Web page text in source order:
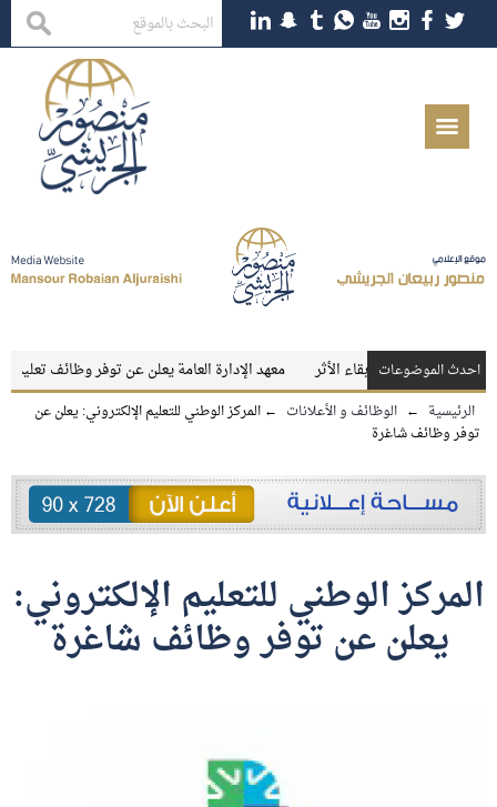
احدث الموضوعات معهد الإدارة العامة يعلن عن توفر وظائف تعليمية بقاء الأثر والمعلمات
الرئيسية ← الوظائف و الأعلانات ← المركز الوطني للتعليم الإلكتروني: يعلن عن
توفر وظائف شاغرة
المركز الوطني للتعليم الإلكتروني:
يعلن عن توفر وظائف شاغرة